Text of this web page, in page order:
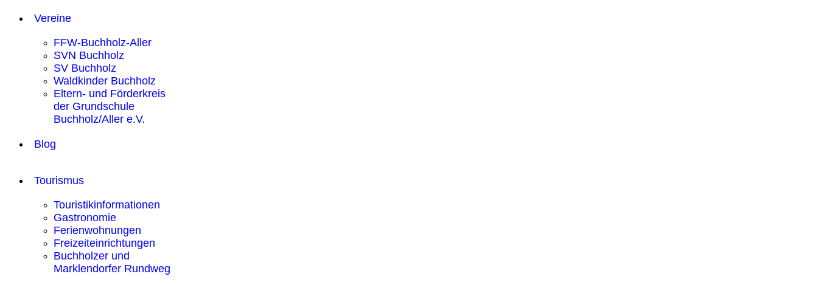
Vereine
FFW-Buchholz-Aller
SVN Buchholz
SV Buchholz
Waldkinder Buchholz
Eltern- und Förderkreis
der Grundschule
Buchholz/Aller e.V.
Blog
Tourismus
Touristikinformationen
Gastronomie
Ferienwohnungen
Freizeiteinrichtungen
Buchholzer und
Marklendorfer Rundweg